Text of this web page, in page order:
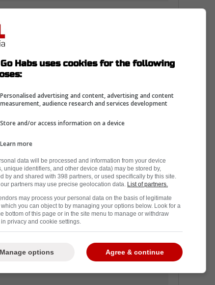
...
Montembeault
de Cayden Primeau
cinq buts sur 29 tirs.
Habs uses cookies for the following
Personalised advertising and content, advertising and content
measurement, audience research and services development
Store and/or access information on a device
Learn more
data will be processed and information from your device
unique identifiers, and other device data) may be stored by,
by and shared with 398 partners, or used specifically by this site.
partners may use precise geolocation data. List of partners.
may process your personal data on the basis of legitimate
you can object to by managing your options below. Look for a
bottom of this page or in the site menu to manage or withdraw
privacy and cookie settings.
Agree & continue
Manage options